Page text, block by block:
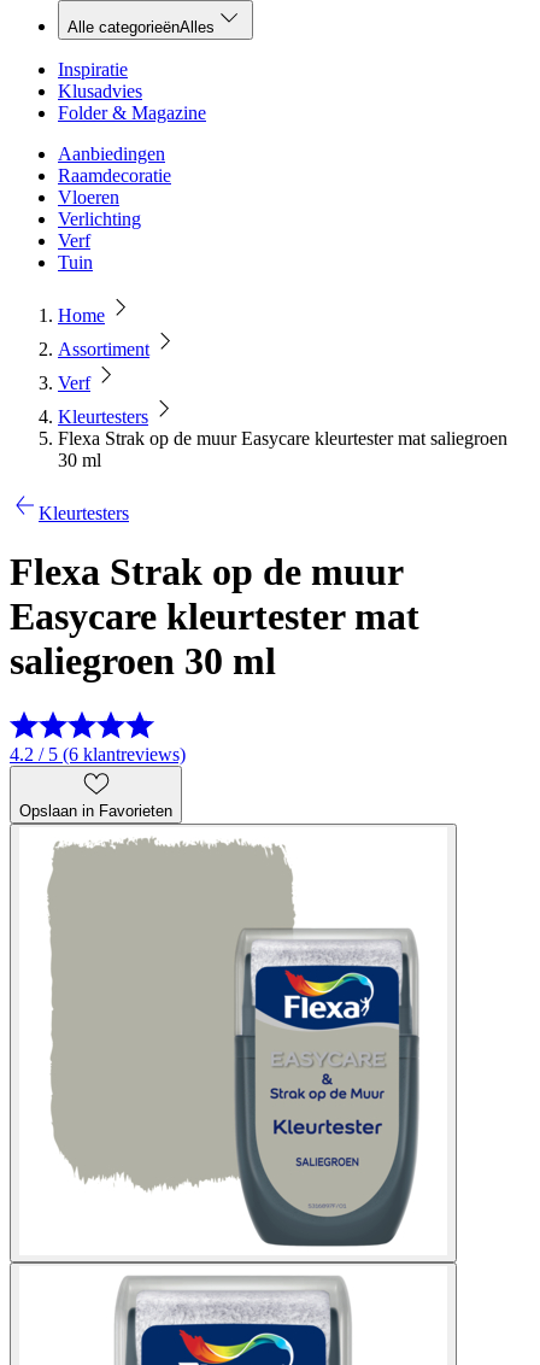
Alle categorieënAlles
Inspiratie
Klusadvies
Folder & Magazine
Aanbiedingen
Raamdecoratie
Vloeren
Verlichting
Verf
Tuin
Home
Assortiment
Verf
Kleurtesters
Flexa Strak op de muur Easycare kleurtester mat saliegroen
30 ml
Kleurtesters
Flexa Strak op de muur
Easycare kleurtester mat
saliegroen 30 ml
4.2 / 5 (6 klantreviews)
Opslaan in Favorieten